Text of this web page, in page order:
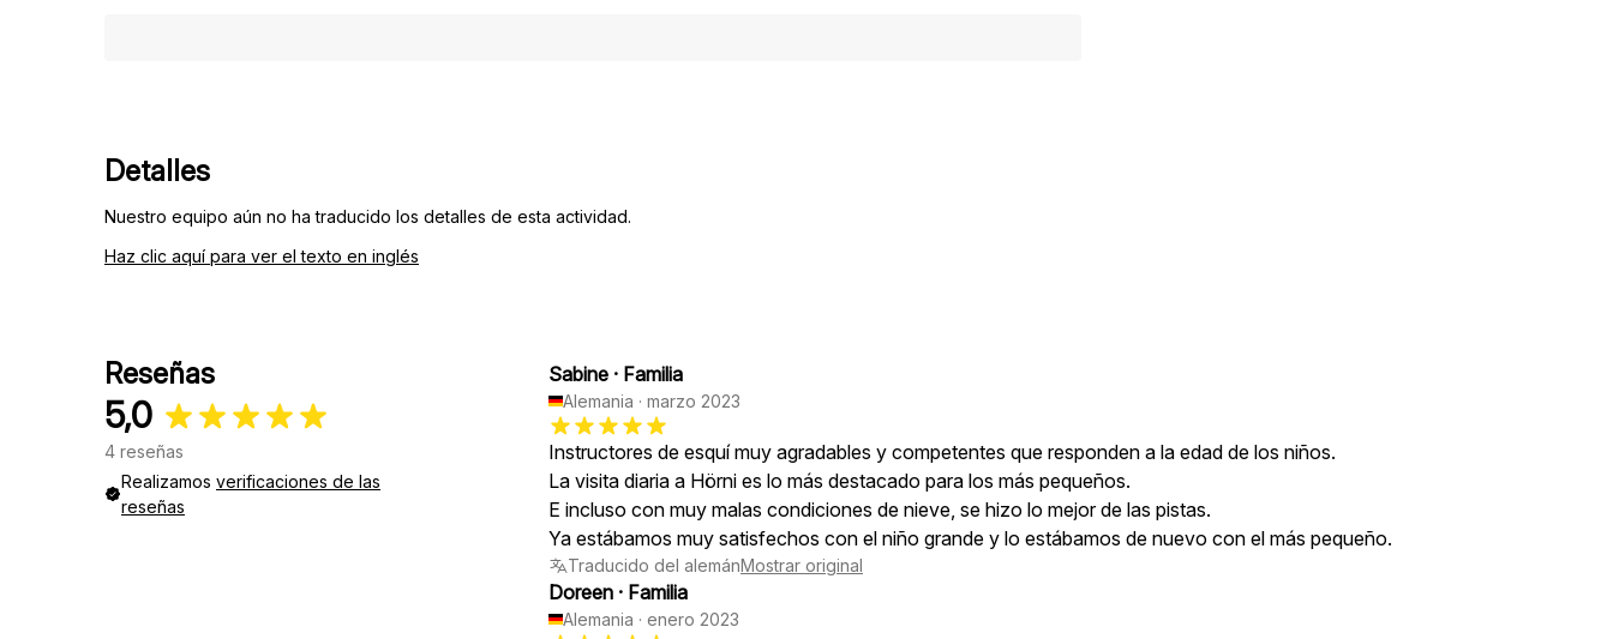
Detalles
Nuestro equipo aún no ha traducido los detalles de esta actividad.
Haz clic aquí para ver el texto en inglés
Reseñas
5,0
4 reseñas
Realizamos verificaciones de las
reseñas
Sabine · Familia
Alemania · marzo 2023
Instructores de esquí muy agradables y competentes que responden a la edad de los niños.
La visita diaria a Hörni es lo más destacado para los más pequeños.
E incluso con muy malas condiciones de nieve, se hizo lo mejor de las pistas.
Ya estábamos muy satisfechos con el niño grande y lo estábamos de nuevo con el más pequeño.
Traducido del alemánMostrar original
Doreen · Familia
Alemania · enero 2023